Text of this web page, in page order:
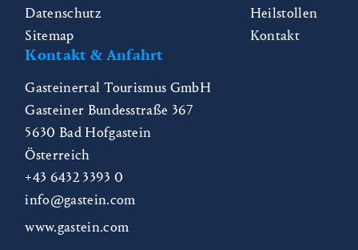
Datenschutz
Sitemap
Heilstollen
Kontakt
Kontakt & Anfahrt
Gasteinertal Tourismus GmbH
Gasteiner Bundesstraße 367
5630 Bad Hofgastein
Österreich
+43 6432 3393 0
info@gastein.com
www.gastein.com